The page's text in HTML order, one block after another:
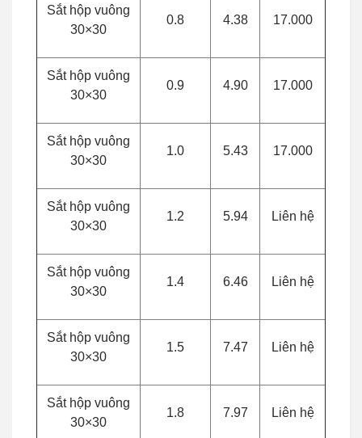
Sắt hộp vuông
30×30
0.8 4.38 17.000
Sắt hộp vuông
30×30
0.9 4.90 17.000
Sắt hộp vuông
30×30
1.0 5.43 17.000
Sắt hộp vuông
30×30
1.2 5.94 Liên hệ
Sắt hộp vuông
30×30
1.4 6.46 Liên hệ
Sắt hộp vuông
30×30
1.5 7.47 Liên hệ
Sắt hộp vuông
30×30
1.8 7.97 Liên hệ